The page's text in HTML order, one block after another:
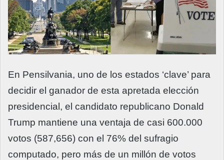
En Pensilvania, uno de los estados ‘clave’ para
decidir el ganador de esta apretada elección
presidencial, el candidato republicano Donald
Trump mantiene una ventaja de casi 600.000
votos (587,656) con el 76% del sufragio
computado, pero más de un millón de votos